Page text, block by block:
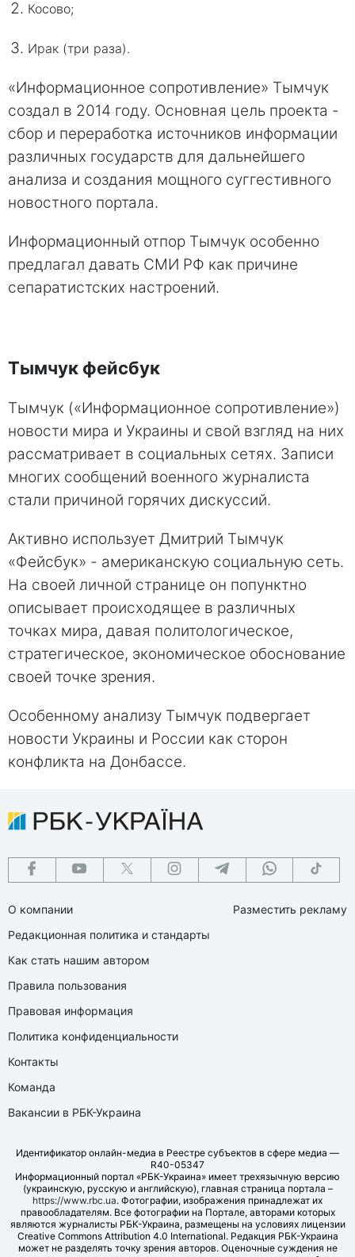
Косово;
Ирак (три раза).
«Информационное сопротивление» Тымчук
создал в 2014 году. Основная цель проекта -
сбор и переработка источников информации
различных государств для дальнейшего
анализа и создания мощного суггестивного
новостного портала.
Информационный отпор Тымчук особенно
предлагал давать СМИ РФ как причине
сепаратистских настроений.
Тымчук фейсбук
Тымчук («Информационное сопротивление»)
новости мира и Украины и свой взгляд на них
рассматривает в социальных сетях. Записи
многих сообщений военного журналиста
стали причиной горячих дискуссий.
Активно использует Дмитрий Тымчук
«Фейсбук» - американскую социальную сеть.
На своей личной странице он попунктно
описывает происходящее в различных
точках мира, давая политологическое,
стратегическое, экономическое обоснование
своей точке зрения.
Особенному анализу Тымчук подвергает
новости Украины и России как сторон
конфликта на Донбассе.
О компании
Редакционная политика и стандарты
Как стать нашим автором
Правила пользования
Правовая информация
Политика конфиденциальности
Контакты
Команда
Вакансии в РБК-Украина
Разместить рекламу
Идентификатор онлайн-медиа в Реестре субъектов в сфере медиа —
R40-05347
Информационный портал «РБК-Украина» имеет трехязычную версию
(украинскую, русскую и английскую), главная страница портала –
https://www.rbc.ua. Фотографии, изображения принадлежат их
правообладателям. Все фотографии на Портале, авторами которых
являются журналисты РБК-Украина, размещены на условиях лицензии
Creative Commons Attribution 4.0 International. Редакция РБК-Украина
может не разделять точку зрения авторов. Оценочные суждения не